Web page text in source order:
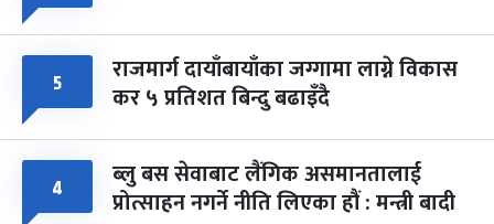
५ राजमार्ग दायाँबायाँका जग्गामा लाग्ने विकास
कर ५ प्रतिशत बिन्दु बढाइँदै
४ ब्लु बस सेवाबाट लैंगिक असमानतालाई
प्रोत्साहन नगर्ने नीति लिएका हौं : मन्त्री बादी